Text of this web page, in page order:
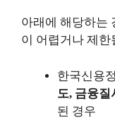
아래에 해당하는
이 어렵거나 제한
한국신용
도, 금융질
된 경우